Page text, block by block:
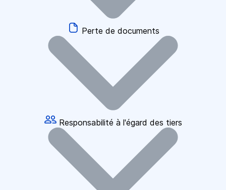
Perte de documents
Responsabilité à l'égard des tiers